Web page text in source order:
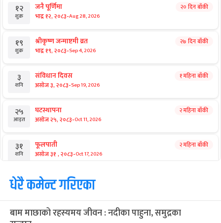
१२
शुक्र
जनै पूर्णिमा
भाद्र १२, २०८३-Aug 28, 2026
२० दिन बाँकी
१९
शुक्र
श्रीकृष्ण जन्माष्टमी व्रत
भाद्र १९, २०८३-Sep 4, 2026
२७ दिन बाँकी
३
शनि
संविधान दिवस
असोज ३, २०८३-Sep 19, 2026
१ महिना बाँकी
२५
आइत
घटस्थापना
असोज २५, २०८३-Oct 11, 2026
२ महिना बाँकी
३१
शनि
फूलपाती
असोज ३१ , २०८३-Oct 17, 2026
२ महिना बाँकी
१
आइत
कार्तिक सङ्क्रान्ति
कार्तिक १, २०८३-Oct 18, 2026
३ महानवमी २ महिना बाँकी
धेरै कमेन्ट गरिएका
बाम माछाको रहस्यमय जीवन : नदीका पाहुना, समुद्रका